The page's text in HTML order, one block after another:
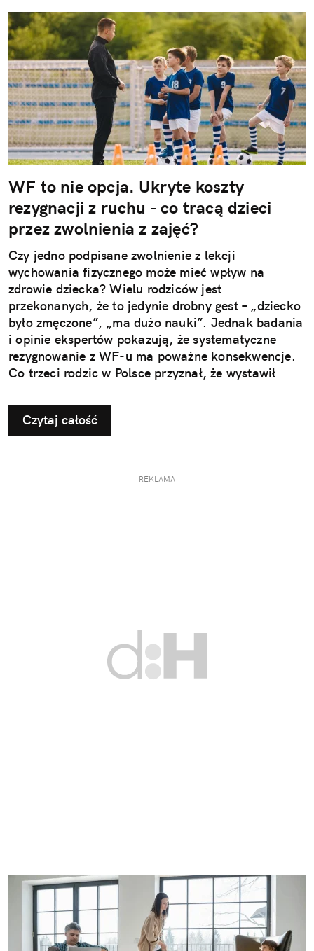
WF to nie opcja. Ukryte koszty
rezygnacji z ruchu - co tracą dzieci
przez zwolnienia z zajęć?
Czy jedno podpisane zwolnienie z lekcji
wychowania fizycznego może mieć wpływ na
zdrowie dziecka? Wielu rodziców jest
przekonanych, że to jedynie drobny gest – „dziecko
było zmęczone”, „ma dużo nauki”. Jednak badania
i opinie ekspertów pokazują, że systematyczne
rezygnowanie z WF-u ma poważne konsekwencje.
Co trzeci rodzic w Polsce przyznał, że wystawił
ruchowych. Ta pozornie niewinna decyzja w
dłuższej perspektywie odbiera najmłodszym szansę
na prawidłowy rozwój i budowanie odporności, a
ujawniają się dopiero w dorosłym życiu.
Czytaj całość
REKLAMA